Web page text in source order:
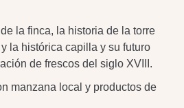
la finca, la historia de la torre
la histórica capilla y su futuro
de frescos del siglo XVIII.
manzana local y productos de